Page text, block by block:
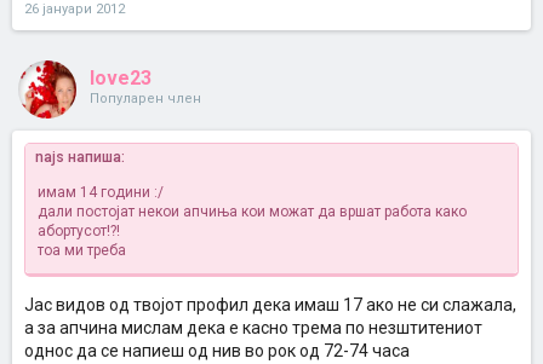
26 јануари 2012
love23
Популарен член
najs напиша:
имам 14 години :/
дали постојат некои апчиња кои можат да вршат работа како
абортусот!?!
тоа ми треба
Јас видов од твојот профил дека имаш 17 ако не си слажала,
а за апчина мислам дека е касно трема по незштитениот
однос да се напиеш од нив во рок од 72-74 часа